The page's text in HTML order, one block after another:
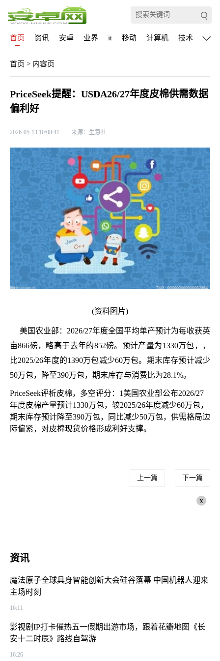
首页 资讯 安卓 业界 it 移动 计算机 技术 通信
首页 > 内容页
PriceSeek提醒：USDA26/27年度皮棉供需数据
偏利好
2026-05-13 10:08:41 来源：生意社
(资料图片)
美国农业部：2026/27年度全国平均单产预计为每收获英
亩866磅，略高于去年的852磅。预计产量为1330万包，，
比2025/26年度的1390万包减少60万包。期末库存预计减少
50万包，降至390万包，期末库存与消费比为28.1%。
PriceSeek评析皮棉，多空评分：1美国农业部公布2026/27
年度皮棉产量预计1330万包，较2025/26年度减少60万包，
期末库存预计降至390万包，同比减少50万包，供需格局边
际偏紧，对皮棉现货价格形成利好支撑。
上一篇 下一篇
x
资讯
魔法原子全球具身智能创新大会硅谷落幕 中国机器人迎来
主场时刻
16:11
影视剧IP打卡催热五一假期出游市场，跟着花瓣地图《长
安十二时辰》路线自驾游
16:26